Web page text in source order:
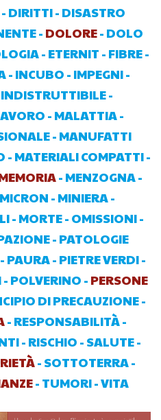
DIRITTI- DISASTRO
- DOLORE- DOLO
- ETERNIT - FIBRE-
- INCUBO - IMPEGNI-
INDISTRUTTIBILE-
- MALATTIA-
- MANUFATTI
- MATERIALI COMPATTI-
- MENZOGNA-
MICRON - MINIERA-
- MORTE- OMISSIONI-
- PATOLOGIE
PAURA- PIETRE VERDI-
- POLVERINO - PERSONE
DI PRECAUZIONE-
- RESPONSABILITÀ-
- RISCHIO - SALUTE-
- SOTTOTERRA-
- TUMORI-VITA